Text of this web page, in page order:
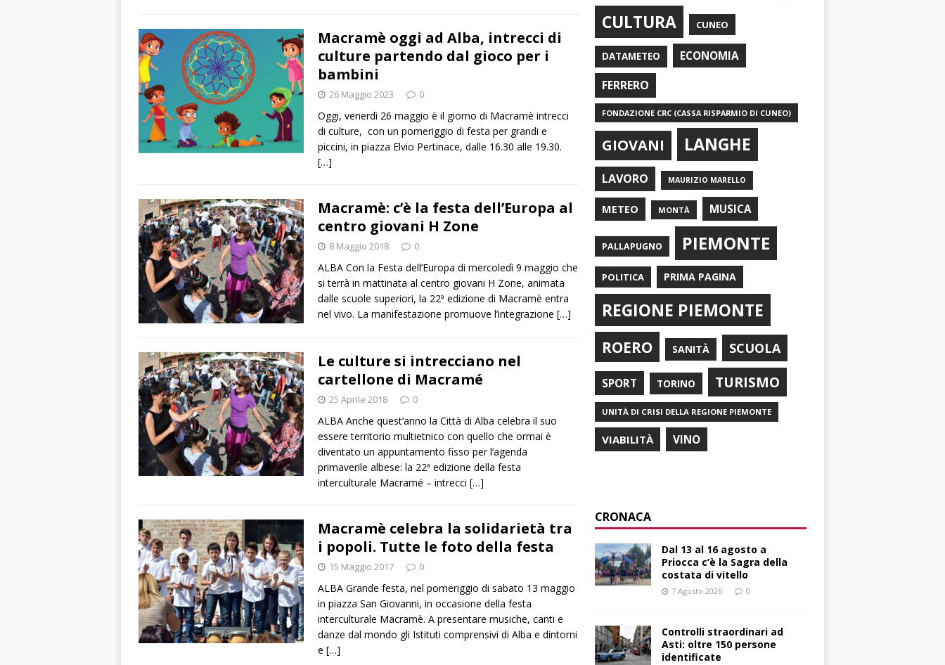
Macramè oggi ad Alba, intrecci di
culture partendo dal gioco per i
bambini
26 Maggio 2023 0
Oggi, venerdì 26 maggio è il giorno di Macramè intrecci
di culture, con un pomeriggio di festa per grandi e
piccini, in piazza Elvio Pertinace, dalle 16.30 alle 19.30.
[…]
Macramè: c’è la festa dell’Europa al
centro giovani H Zone
8 Maggio 2018 0
ALBA Con la Festa dell’Europa di mercoledì 9 maggio che
si terrà in mattinata al centro giovani H Zone, animata
dalle scuole superiori, la 22ª edizione di Macramè entra
nel vivo. La manifestazione promuove l’integrazione […]
Le culture si intrecciano nel
cartellone di Macramé
25 Aprile 2018 0
ALBA Anche quest’anno la Città di Alba celebra il suo
essere territorio multietnico con quello che ormai è
diventato un appuntamento fisso per l’agenda
primaverile albese: la 22ª edizione della festa
interculturale Macramé – intrecci […]
Macramè celebra la solidarietà tra
i popoli. Tutte le foto della festa
15 Maggio 2017 0
ALBA Grande festa, nel pomeriggio di sabato 13 maggio
in piazza San Giovanni, in occasione della festa
interculturale Macramè. A presentare musiche, canti e
danze dal mondo gli Istituti comprensivi di Alba e dintorni
e […]
CULTURA CUNEO
DATAMETEO ECONOMIA
FERRERO
FONDAZIONE CRC (CASSA RISPARMIO DI CUNEO)
GIOVANI LANGHE
LAVORO MAURIZIO MARELLO
METEO MONTÀ MUSICA
PALLAPUGNO PIEMONTE
POLITICA PRIMA PAGINA
REGIONE PIEMONTE
ROERO SANITÀ SCUOLA
SPORT TORINO TURISMO
UNITÀ DI CRISI DELLA REGIONE PIEMONTE
VIABILITÀ VINO
CRONACA
Dal 13 al 16 agosto a
Priocca c’è la Sagra della
costata di vitello
7 Agosto 2026 0
Controlli straordinari ad
Asti: oltre 150 persone
identificate